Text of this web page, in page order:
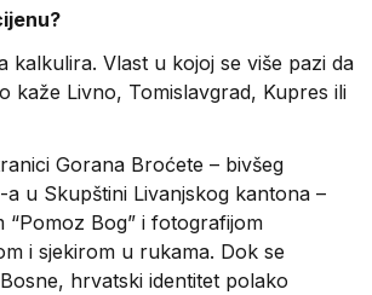
kalkulira. Vlast u kojoj se više pazi da
kaže Livno, Tomislavgrad, Kupres ili
Gorana Broćete – bivšeg
u Skupštini Livanjskog kantona –
Bog” i fotografijom
i sjekirom u rukama. Dok se
hrvatski identitet polako